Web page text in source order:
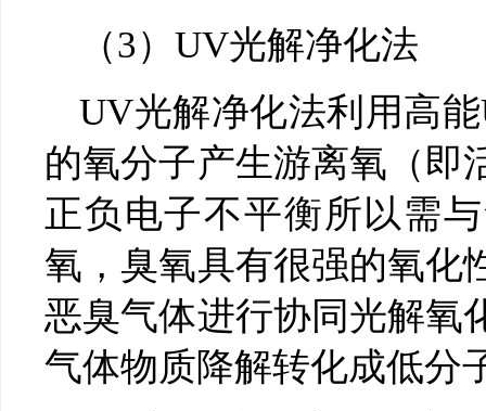
（3）UV光解净化法
UV光解净化法利用高
的氧分子产生游离氧（即
正负电子不平衡所以需
氧，臭氧具有很强的氧化
恶臭气体进行协同光解氧
气体物质降解转化成低分